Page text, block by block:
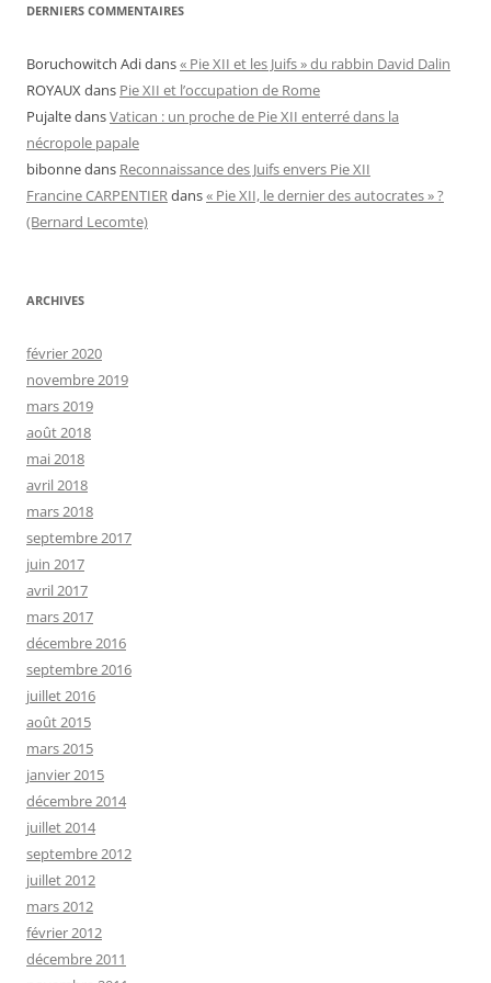
DERNIERS COMMENTAIRES
Boruchowitch Adidans« Pie XII et les Juifs » du rabbin David Dalin
ROYAUXdans Pie XII et l’occupation de Rome
PujaltedansVatican : un proche de Pie XII enterré dans la
nécropole papale
bibonnedans Reconnaissance des Juifs envers Pie XII
Francine CARPENTIERdans« Pie XII, le dernier des autocrates » ?
(Bernard Lecomte)
ARCHIVES
février 2020
novembre 2019
mars 2019
août 2018
mai 2018
avril 2018
mars 2018
septembre 2017
juin 2017
avril 2017
mars 2017
décembre 2016
septembre 2016
juillet 2016
août 2015
mars 2015
janvier 2015
décembre 2014
juillet 2014
septembre 2012
juillet 2012
mars 2012
février 2012
décembre 2011